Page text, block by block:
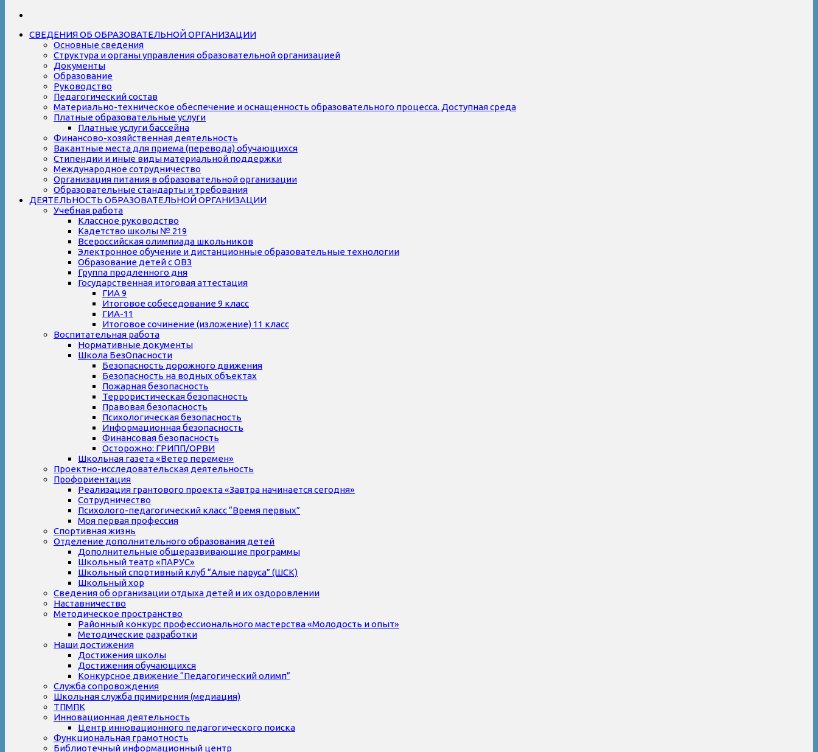
СВЕДЕНИЯ ОБ ОБРАЗОВАТЕЛЬНОЙ ОРГАНИЗАЦИИ
Основные сведения
Структура и органы управления образовательной организацией
Документы
Образование
Руководство
Педагогический состав
Материально-техническое обеспечение и оснащенность образовательного процесса. Доступная среда
Платные образовательные услуги
Платные услуги бассейна
Финансово-хозяйственная деятельность
Вакантные места для приема (перевода) обучающихся
Стипендии и иные виды материальной поддержки
Международное сотрудничество
Организация питания в образовательной организации
Образовательные стандарты и требования
ДЕЯТЕЛЬНОСТЬ ОБРАЗОВАТЕЛЬНОЙ ОРГАНИЗАЦИИ
Учебная работа
Классное руководство
Кадетство школы № 219
Всероссийская олимпиада школьников
Электронное обучение и дистанционные образовательные технологии
Образование детей с ОВЗ
Группа продленного дня
Государственная итоговая аттестация
ГИА 9
Итоговое собеседование 9 класс
ГИА-11
Итоговое сочинение (изложение) 11 класс
Воспитательная работа
Нормативные документы
Школа БезОпасности
Безопасность дорожного движения
Безопасность на водных объектах
Пожарная безопасность
Террористическая безопасность
Правовая безопасность
Психологическая безопасность
Информационная безопасность
Финансовая безопасность
Осторожно: ГРИПП/ОРВИ
Школьная газета «Ветер перемен»
Проектно-исследовательская деятельность
Профориентация
Реализация грантового проекта «Завтра начинается сегодня»
Сотрудничество
Психолого-педагогический класс “Время первых”
Моя первая профессия
Спортивная жизнь
Отделение дополнительного образования детей
Дополнительные общеразвивающие программы
Школьный театр «ПАРУС»
Школьный спортивный клуб “Алые паруса” (ШСК)
Школьный хор
Сведения об организации отдыха детей и их оздоровлении
Наставничество
Методическое пространство
Районный конкурс профессионального мастерства «Молодость и опыт»
Методические разработки
Наши достижения
Достижения школы
Достижения обучающихся
Конкурсное движение “Педагогический олимп”
Служба сопровождения
Школьная служба примирения (медиация)
ТПМПК
Инновационная деятельность
Центр инновационного педагогического поиска
Функциональная грамотность
Библиотечный информационный центр